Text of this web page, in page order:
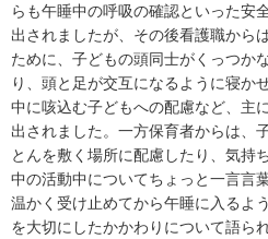
らも午睡中の呼吸の確認といった安
出されましたが、その後看護職から
ために、子どもの頭同士がくっつか
り、頭と足が交互になるように寝か
中に咳込む子どもへの配慮など、主
出されました。一方保育者からは、
とんを敷く場所に配慮したり、気持
中の活動中についてちょっと一言言
温かく受け止めてから午睡に入るよ
を大切にしたかかわりについて語ら